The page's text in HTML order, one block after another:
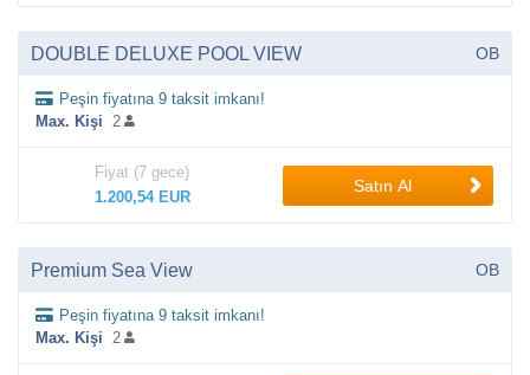
DOUBLE DELUXE POOL VIEW OB
Peşin fiyatına 9 taksit imkanı!
Max. Kişi 2
Fiyat (7 gece)
1.200,54 EUR
Satın Al
Premium Sea View OB
Peşin fiyatına 9 taksit imkanı!
Max. Kişi 2